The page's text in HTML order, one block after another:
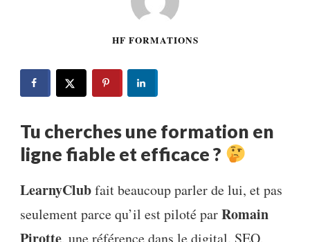
HF FORMATIONS
Tu cherches une formation en
ligne fiable et efficace ?
LearnyClubfait beaucoup parler de lui, et pas
seulement parce qu’il est piloté parRomain
, une référence dans le digital. SEO,